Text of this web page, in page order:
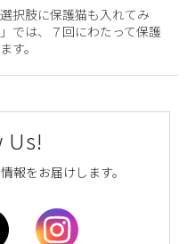
択肢に保護猫も入れてみ
では、７回にわたって保護
す。
Us!
報をお届けします。